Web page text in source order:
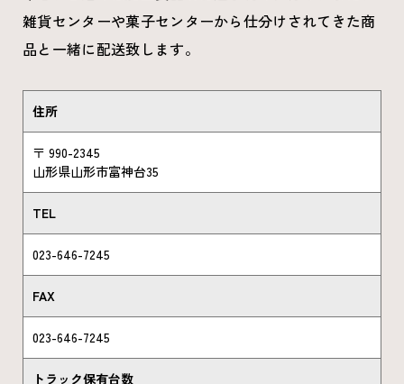
雑貨センターや菓子センターから仕分けされてきた商
品と一緒に配送致します。
住所
〒 990-2345
山形県山形市富神台35
TEL
023-646-7245
FAX
023-646-7245
トラック保有台数